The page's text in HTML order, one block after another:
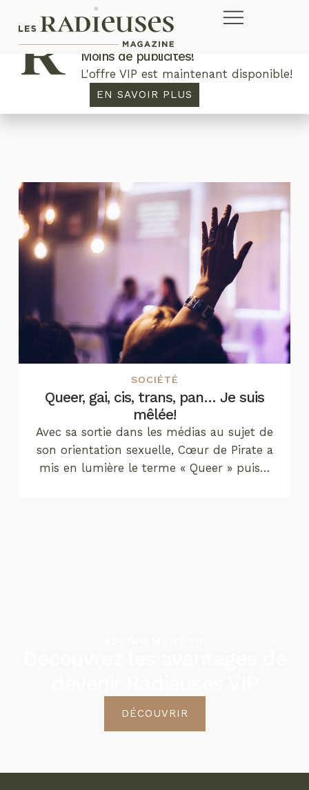
cis
SOCIÉTÉ
Queer, gai, cis, trans, pan… Je suis
mêlée!
Avec sa sortie dans les médias au sujet de
son orientation sexuelle, Cœur de Pirate a
mis en lumière le terme « Queer » puis…
DÉCOUVRIR
Plus de concours. Plus de rabais.
Moins de publicités!
L'offre VIP est maintenant disponible!
EN SAVOIR PLUS